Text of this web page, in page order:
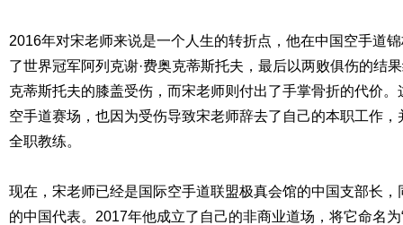
2016年对宋老师来说是一个人生的转折点，他在中国空手道
了世界冠军阿列克谢·费奥克蒂斯托夫，最后以两败俱伤的结
克蒂斯托夫的膝盖受伤，而宋老师则付出了手掌骨折的代价
空手道赛场，也因为受伤导致宋老师辞去了自己的本职工作
全职教练。
现在，宋老师已经是国际空手道联盟极真会馆的中国支部长
的中国代表。2017年他成立了自己的非商业道场，将它命名